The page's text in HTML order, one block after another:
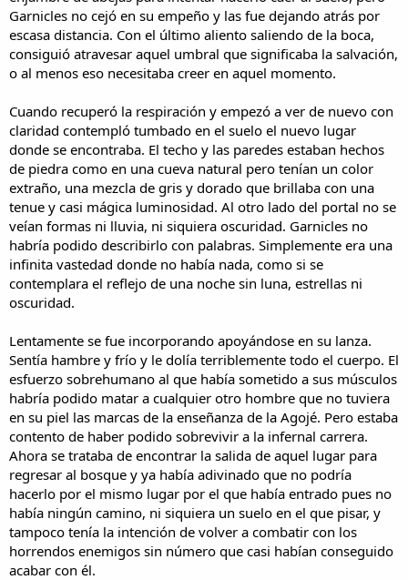
Garnicles no cejó en su empeño y las fue dejando atrás por
escasa distancia. Con el último aliento saliendo de la boca,
consiguió atravesar aquel umbral que significaba la salvación,
o al menos eso necesitaba creer en aquel momento.
Cuando recuperó la respiración y empezó a ver de nuevo con
claridad contempló tumbado en el suelo el nuevo lugar
donde se encontraba. El techo y las paredes estaban hechos
de piedra como en una cueva natural pero tenían un color
extraño, una mezcla de gris y dorado que brillaba con una
tenue y casi mágica luminosidad. Al otro lado del portal no se
veían formas ni lluvia, ni siquiera oscuridad. Garnicles no
habría podido describirlo con palabras. Simplemente era una
infinita vastedad donde no había nada, como si se
contemplara el reflejo de una noche sin luna, estrellas ni
oscuridad.
Lentamente se fue incorporando apoyándose en su lanza.
Sentía hambre y frío y le dolía terriblemente todo el cuerpo. El
esfuerzo sobrehumano al que había sometido a sus músculos
habría podido matar a cualquier otro hombre que no tuviera
en su piel las marcas de la enseñanza de la Agojé. Pero estaba
contento de haber podido sobrevivir a la infernal carrera.
Ahora se trataba de encontrar la salida de aquel lugar para
regresar al bosque y ya había adivinado que no podría
hacerlo por el mismo lugar por el que había entrado pues no
había ningún camino, ni siquiera un suelo en el que pisar, y
tampoco tenía la intención de volver a combatir con los
horrendos enemigos sin número que casi habían conseguido
acabar con él.